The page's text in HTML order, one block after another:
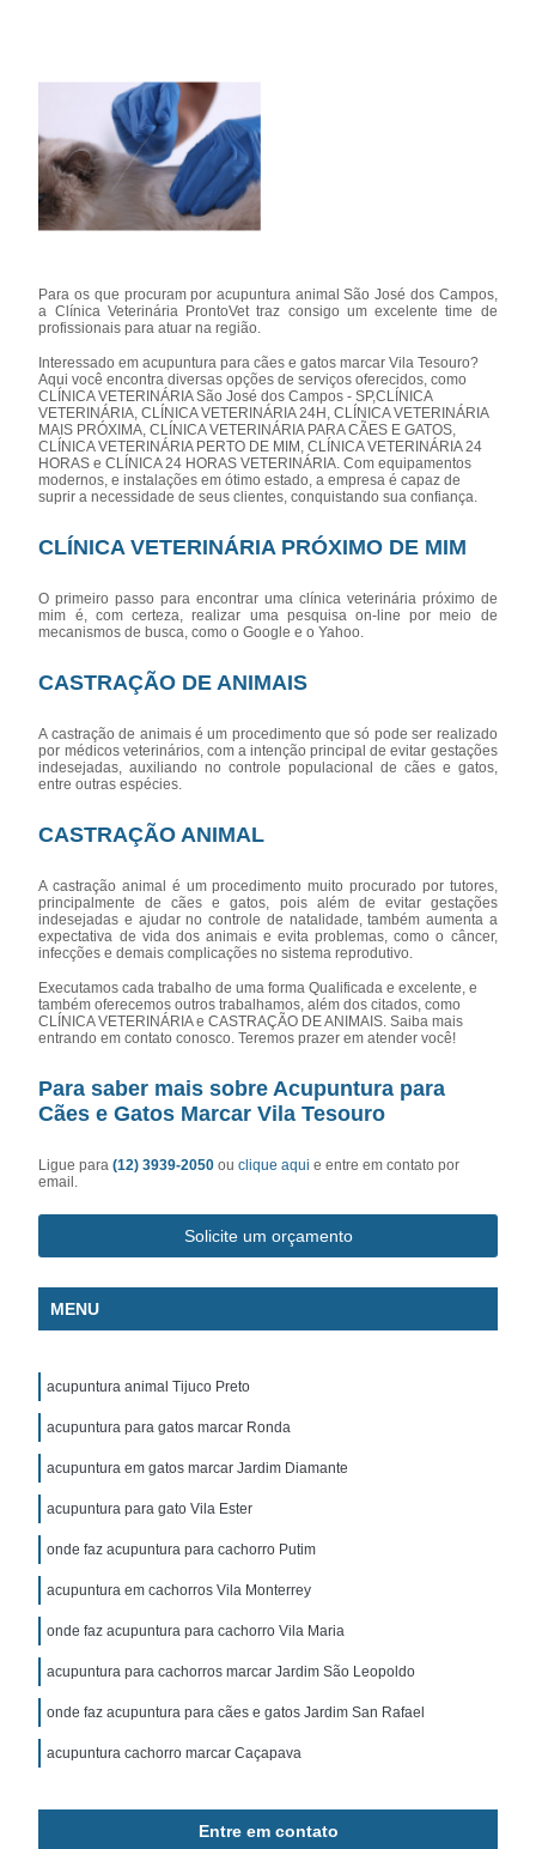
Para os que procuram por acupuntura animal São José dos Campos,
a Clínica Veterinária ProntoVet traz consigo um excelente time de
profissionais para atuar na região.
Interessado em acupuntura para cães e gatos marcar Vila Tesouro?
Aqui você encontra diversas opções de serviços oferecidos, como
CLÍNICA VETERINÁRIA São José dos Campos - SP,CLÍNICA
VETERINÁRIA, CLÍNICA VETERINÁRIA 24H, CLÍNICA VETERINÁRIA
MAIS PRÓXIMA, CLÍNICA VETERINÁRIA PARA CÃES E GATOS,
CLÍNICA VETERINÁRIA PERTO DE MIM, CLÍNICA VETERINÁRIA 24
HORAS e CLÍNICA 24 HORAS VETERINÁRIA. Com equipamentos
modernos, e instalações em ótimo estado, a empresa é capaz de
suprir a necessidade de seus clientes, conquistando sua confiança.
CLÍNICA VETERINÁRIA PRÓXIMO DE MIM
O primeiro passo para encontrar uma clínica veterinária próximo de
mim é, com certeza, realizar uma pesquisa on-line por meio de
mecanismos de busca, como o Google e o Yahoo.
CASTRAÇÃO DE ANIMAIS
A castração de animais é um procedimento que só pode ser realizado
por médicos veterinários, com a intenção principal de evitar gestações
indesejadas, auxiliando no controle populacional de cães e gatos,
entre outras espécies.
CASTRAÇÃO ANIMAL
A castração animal é um procedimento muito procurado por tutores,
principalmente de cães e gatos, pois além de evitar gestações
indesejadas e ajudar no controle de natalidade, também aumenta a
expectativa de vida dos animais e evita problemas, como o câncer,
infecções e demais complicações no sistema reprodutivo.
Executamos cada trabalho de uma forma Qualificada e excelente, e
também oferecemos outros trabalhamos, além dos citados, como
CLÍNICA VETERINÁRIA e CASTRAÇÃO DE ANIMAIS. Saiba mais
entrando em contato conosco. Teremos prazer em atender você!
Para saber mais sobre Acupuntura para
Cães e Gatos Marcar Vila Tesouro
Ligue para(12) 3939-2050ouclique aqui e entre em contato por
email.
Solicite um orçamento
MENU
acupuntura animal Tijuco Preto
acupuntura para gatos marcar Ronda
acupuntura em gatos marcar Jardim Diamante
acupuntura para gato Vila Ester
onde faz acupuntura para cachorro Putim
acupuntura em cachorros Vila Monterrey
onde faz acupuntura para cachorro Vila Maria
acupuntura para cachorros marcar Jardim São Leopoldo
onde faz acupuntura para cães e gatos Jardim San Rafael
acupuntura cachorro marcar Caçapava
Entre em contato